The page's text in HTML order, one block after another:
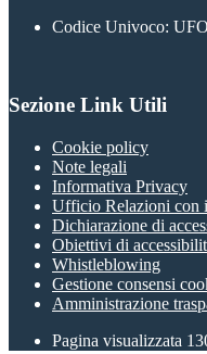
Codice Univoco:
Sezione Link Utili
Cookie policy
Note legali
Informativa Privacy
Ufficio Relazioni con
Dichiarazione di
Obiettivi di
Whistleblowing
Gestione consensi
Amministrazione
Pagina visualizzata